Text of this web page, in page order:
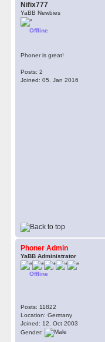
Nifix777
YaBB Newbies
Offline
Phoner is great!
Posts: 2
Joined: 05. Jan 2016
Phoner Admin
YaBB Administrator
Offline
Posts: 11822
Location: Germany
Joined: 12. Oct 2003
Gender: